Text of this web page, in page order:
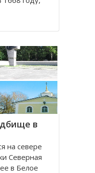
и
являлся
в
на севере
Северная
в Белое